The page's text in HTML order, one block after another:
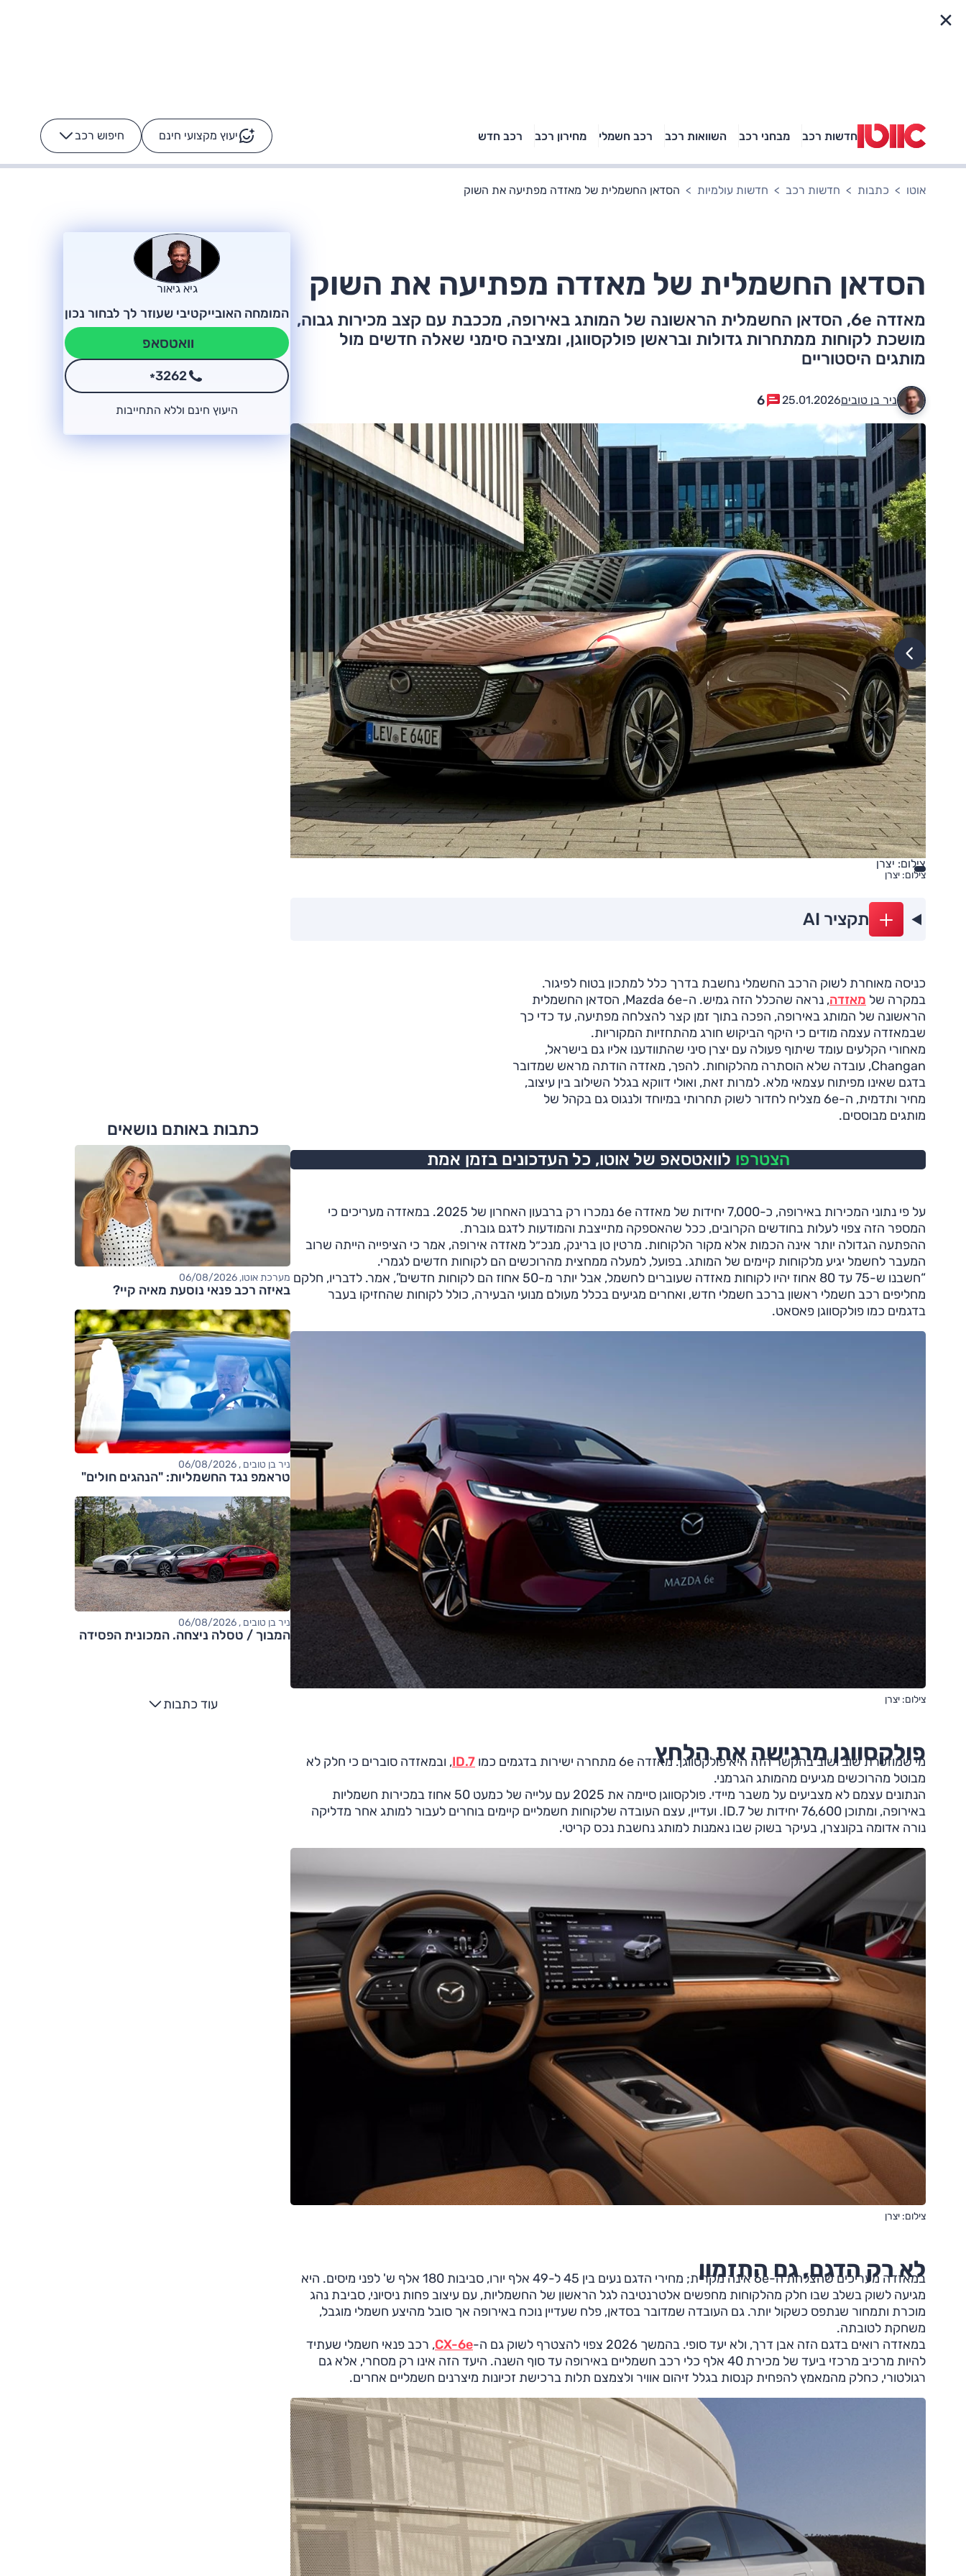
חדשות רכב מבחני רכב השוואות רכב רכב חשמלי מחירון רכב רכב חדש יעוץ מקצועי חינם חיפוש רכב -
באיזה רכב פנאי נוסעת
טויוטה ראב 4, קיה
ספורטאז' לונג ויונדאי
הנייר ועל הכביש
רכבי הסלבס: על מה נוסע
הרכב לא מתקלקל. המסך
כן
אוטו כתבות חדשות רכב חדשות עולמיות הסדאן החשמלית של מאזדה מפתיעה את השוק
הסדאן החשמלית של מאזדה מפתיעה את השוק
מאזדה 6e, הסדאן החשמלית הראשונה של המותג באירופה, מככבת עם קצב מכירות גבוה,
מושכת לקוחות ממתחרות גדולות ובראשן פולקסווגן, ומציבה סימני שאלה חדשים מול
מותגים היסטוריים
ניר בן טובים25.01.2026
6
צילום: יצרן
צילום: יצרן
תקציר AI
כניסה מאוחרת לשוק הרכב החשמלי נחשבת בדרך כלל למתכון בטוח לפיגור.
במקרה של מאזדה
, נראה שהכלל הזה גמיש. ה-Mazda 6e, הסדאן החשמלית
הראשונה של המותג באירופה, הפכה בתוך זמן קצר להצלחה מפתיעה, עד כדי כך
שבמאזדה עצמה מודים כי היקף הביקוש חורג מהתחזיות המקוריות.
מאחורי הקלעים עומד שיתוף פעולה עם יצרן סיני שהתוודענו אליו גם בישראל,
Changan, עובדה שלא הוסתרה מהלקוחות. להפך, מאזדה הודתה מראש שמדובר
בדגם שאינו מפיתוח עצמאי מלא. למרות זאת, ואולי דווקא בגלל השילוב בין עיצוב,
מחיר ותדמית, ה-6e מצליח לחדור לשוק תחרותי במיוחד ולנגוס גם בקהל של
מותגים מבוססים.
הצטרפו לוואטסאפ של אוטו, כל העדכונים בזמן אמת
על פי נתוני המכירות באירופה, כ-7,000 יחידות של מאזדה 6e נמכרו רק ברבעון האחרון של 2025. במאזדה מעריכים כי
המספר הזה צפוי לעלות בחודשים הקרובים, ככל שהאספקה מתייצבת והמודעות לדגם גוברת.
ההפתעה הגדולה יותר אינה הכמות אלא מקור הלקוחות. מרטין טן ברינק, מנכ״ל מאזדה אירופה, אמר כי הציפייה הייתה שרוב
המעבר לחשמל יגיע מלקוחות קיימים של המותג. בפועל, למעלה ממחצית מהרוכשים הם לקוחות חדשים לגמרי.
“חשבנו ש-75 עד 80 אחוז יהיו לקוחות מאזדה שעוברים לחשמל, אבל יותר מ-50 אחוז הם לקוחות חדשים”, אמר. לדבריו, חלקם
מחליפים רכב חשמלי ראשון ברכב חשמלי חדש, ואחרים מגיעים בכלל מעולם מנועי הבעירה, כולל לקוחות שהחזיקו בעבר
בדגמים כמו פולקסווגן פאסאט.
צילום: יצרן
פולקסווגן מרגישה את הלחץ
מי שמוזכרת שוב ושוב בהקשר הזה היא פולקסווגן. מאזדה 6e מתחרה ישירות בדגמים כמו ID.7, ובמאזדה סוברים כי חלק לא
מבוטל מהרוכשים מגיעים מהמותג הגרמני.
הנתונים עצמם לא מצביעים על משבר מיידי. פולקסווגן סיימה את 2025 עם עלייה של כמעט 50 אחוז במכירות חשמליות
באירופה, ומתוכן 76,600 יחידות של ID.7. ועדיין, עצם העובדה שלקוחות חשמליים קיימים בוחרים לעבור למותג אחר מדליקה
נורה אדומה בקונצרן, בעיקר בשוק שבו נאמנות למותג נחשבת נכס קריטי.
צילום: יצרן
לא רק הדגם, גם התזמון
במאזדה מעריכים שהצלחת ה-6e אינה מקרית; מחירי הדגם נעים בין 45 ל-49 אלף יורו, סביבות 180 אלף ש' לפני מיסים. היא
מגיעה לשוק בשלב שבו חלק מהלקוחות מחפשים אלטרנטיבה לגל הראשון של החשמליות, עם עיצוב פחות ניסיוני, סביבת נהג
מוכרת ותמחור שנתפס כשקול יותר. גם העובדה שמדובר בסדאן, פלח שעדיין נוכח באירופה אך סובל מהיצע חשמלי מוגבל,
משחקת לטובתה.
במאזדה רואים בדגם הזה אבן דרך, ולא יעד סופי. בהמשך 2026 צפוי להצטרף לשוק גם ה-
CX-6e, רכב פנאי חשמלי שעתיד
להיות מרכיב מרכזי ביעד של מכירת 40 אלף כלי רכב חשמליים באירופה עד סוף השנה. היעד הזה אינו רק מסחרי, אלא גם
רגולטורי, כחלק מהמאמץ להפחית קנסות בגלל זיהום אוויר ולצמצם תלות ברכישת זכיונות מיצרנים חשמליים אחרים.
גיא גיאור
המומחה האובייקטיבי שעוזר לך לבחור נכון
וואטסאפ
*3262
היעוץ חינם וללא התחייבות
כתבות באותם נושאים
מערכת אוטו, 06/08/2026
באיזה רכב פנאי נוסעת מאיה קיי?
ניר בן טובים , 06/08/2026
טראמפ נגד החשמליות: "הנהגים חולים"
ניר בן טובים , 06/08/2026
המבוך / טסלה ניצחה. המכונית הפסידה
עוד כתבות